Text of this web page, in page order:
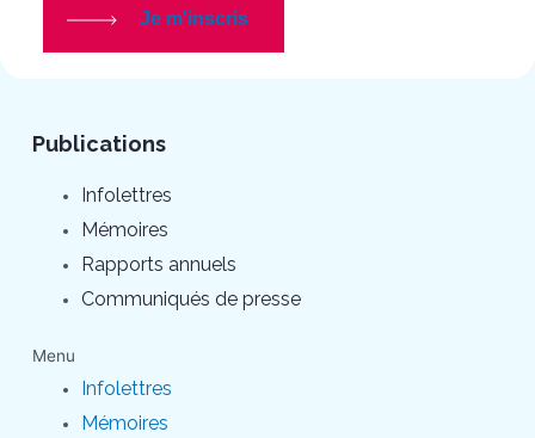
Je m'inscris
Publications
Infolettres
Mémoires
Rapports annuels
Communiqués de presse
Menu
Infolettres
Mémoires